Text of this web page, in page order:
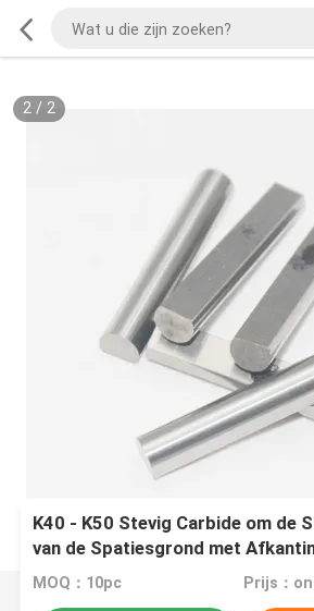
2/ 2
K40 - K50 Stevig Carbide om de
van de Spatiesgrond met
MOQ：10pc Prijs：